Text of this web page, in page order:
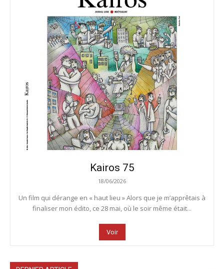
Kairos 75
18/06/2026
Un film qui dérange en « haut lieu » Alors que je m’apprêtais à
finaliser mon édito, ce 28 mai, où le soir même était...
Voir